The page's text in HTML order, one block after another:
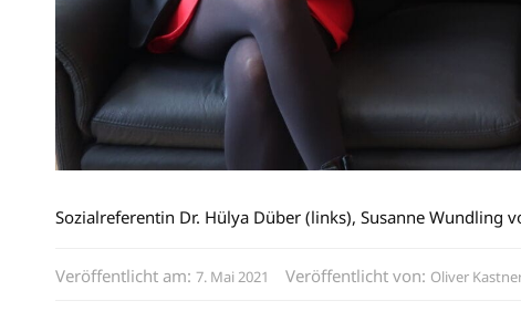
Sozialreferentin Dr. Hülya Düber (links), Susanne Wundling
Veröffentlicht am: 7. Mai 2021 Veröffentlicht von: Oliver